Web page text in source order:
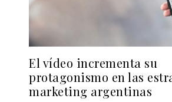
El vídeo incrementa su
protagonismo en las
marketing argentinas